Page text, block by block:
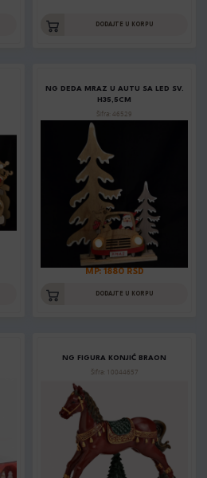
DODAJTE U KORPU
NG DEDA MRAZ U AUTU SA LED SV.
H35,5CM
Šifra: 46529
MP: 1880 RSD
DODAJTE U KORPU
NG FIGURA KONJIĆ BRAON
Šifra: 10044657